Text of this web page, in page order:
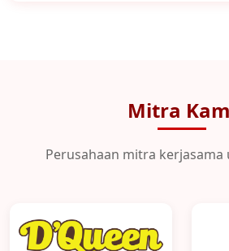
Mitra
Perusahaan mitra kerjasama